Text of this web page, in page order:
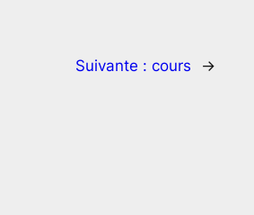
Suivante : cours →